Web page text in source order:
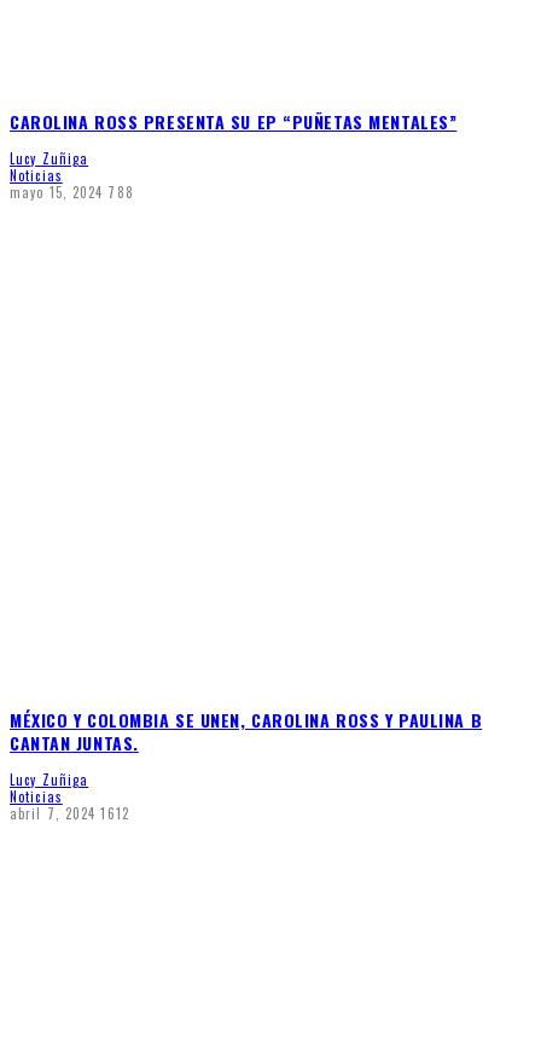
CAROLINA ROSS PRESENTA SU EP “PUÑETAS MENTALES”
Lucy Zuñiga
Noticias
mayo 15, 2024 788
MÉXICO Y COLOMBIA SE UNEN, CAROLINA ROSS Y PAULINA B
CANTAN JUNTAS.
Lucy Zuñiga
Noticias
abril 7, 2024 1612